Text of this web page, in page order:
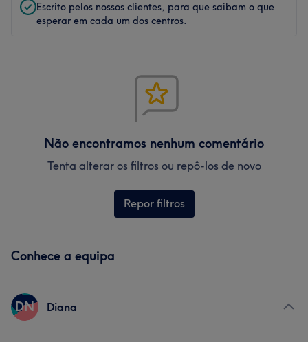
Escrito pelos nossos clientes, para que saibam o que
esperar em cada um dos centros.
Não encontramos nenhum comentário
Tenta alterar os filtros ou repô-los de novo
Repor filtros
Conhece a equipa
DN Diana